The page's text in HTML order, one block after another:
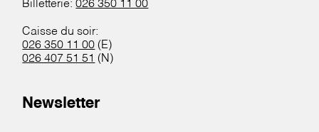
Billetterie:026 350 11 00
Caisse du soir:
026 350 11 00 (E)
026 407 51 51 (N)
Newsletter